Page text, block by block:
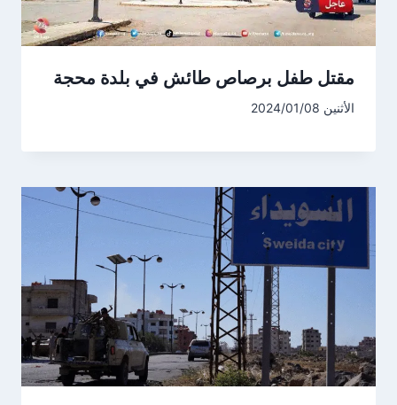
مقتل طفل برصاص طائش في بلدة محجة
الأثنين 2024/01/08